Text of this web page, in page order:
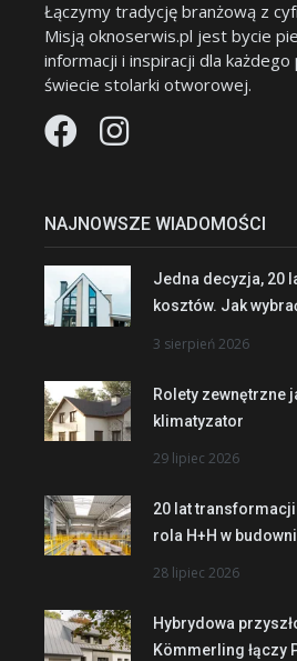
Łączymy tradycję branżową z
Misją oknoserwis.pl jest bycie
informacji i inspiracji dla
świecie stolarki otworowej.
NAJNOWSZE WIADOMOŚCI
Jedna decyzja, 20
kosztów. Jak
3 sierpień 2026
Rolety zewnętrzne
klimatyzator
29 lipiec 2026
20 lat
rola H+H w
28 lipiec 2026
Hybrydowa
Kömmerling łączy